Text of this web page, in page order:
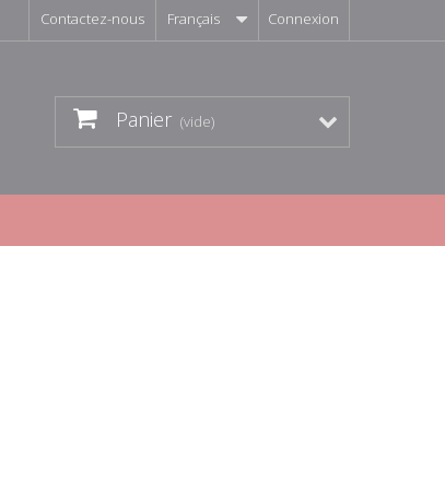
Connexion
Français
Contactez-nous
Panier (vide)